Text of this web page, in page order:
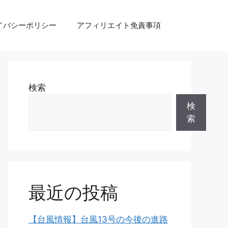
バシーポリシー アフィリエイト免責事項
検索
検
索
最近の投稿
【台風情報】台風13号の今後の進路